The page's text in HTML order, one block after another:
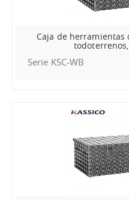
Caja de
Serie KSC-WB